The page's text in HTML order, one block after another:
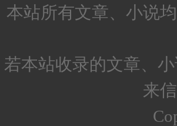
本站所有文章、小说
若本站收录的文章、
来